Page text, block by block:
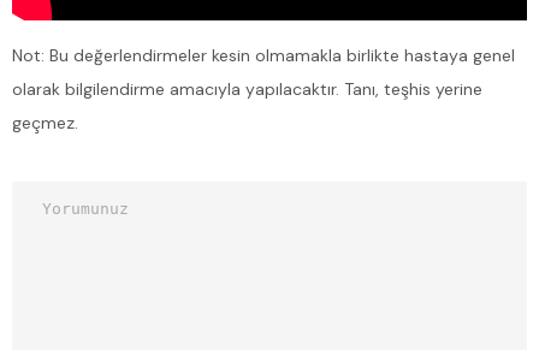
Not: Bu değerlendirmeler kesin olmamakla birlikte hastaya genel
olarak bilgilendirme amacıyla yapılacaktır. Tanı, teşhis yerine
geçmez.